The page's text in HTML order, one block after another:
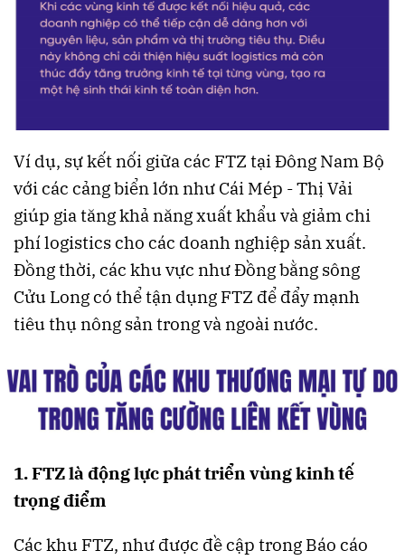
Ví dụ, sự kết nối giữa các FTZ tại Đông Nam Bộ
với các cảng biển lớn như Cái Mép - Thị Vải
giúp gia tăng khả năng xuất khẩu và giảm chi
phí logistics cho các doanh nghiệp sản xuất.
Đồng thời, các khu vực như Đồng bằng sông
Cửu Long có thể tận dụng FTZ để đẩy mạnh
tiêu thụ nông sản trong và ngoài nước.
1. FTZ là động lực phát triển vùng kinh tế
trọng điểm
Các khu FTZ, như được đề cập trong Báo cáo